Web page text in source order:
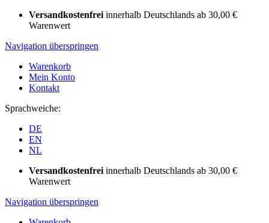
Versandkostenfrei innerhalb Deutschlands ab 30,00 €
Warenwert
Navigation überspringen
Warenkorb
Mein Konto
Kontakt
Sprachweiche:
DE
EN
NL
Versandkostenfrei innerhalb Deutschlands ab 30,00 €
Warenwert
Navigation überspringen